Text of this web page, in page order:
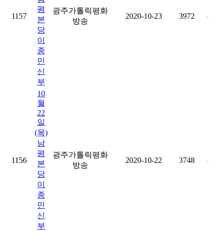
1157
평
본
당
이
종
민
신
부
광주가톨릭평화
방송
2020-10-23 3972 -
1156
10
월
22
일
(목)
남
평
본
당
이
종
민
신
부
광주가톨릭평화
방송
2020-10-22 3748 -